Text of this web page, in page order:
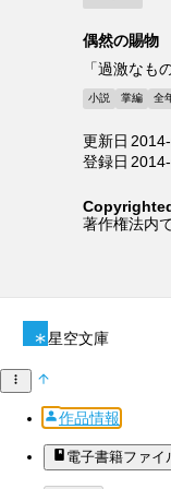
偶然の賜物
「過激なも
小説 掌編 全
更新日
登録日
著作権法内
星空文庫
作品情報
電子書籍ファイ